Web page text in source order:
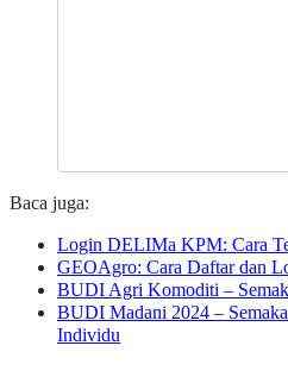
Baca juga:
Login DELIMa KPM: Cara
GEOAgro: Cara Daftar dan
BUDI Agri Komoditi –
BUDI Madani 2024 –
Individu